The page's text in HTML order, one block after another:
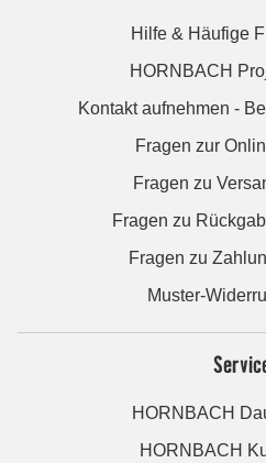
Hilfe & Häufige
HORNBACH
Kontakt aufnehmen -
Fragen zur
Fragen zu
Fragen zu
Fragen zu
Muster-
HORNBACH
HORNBACH